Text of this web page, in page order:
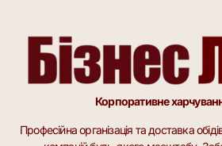
Корпоративне
Професійна організація та доставка